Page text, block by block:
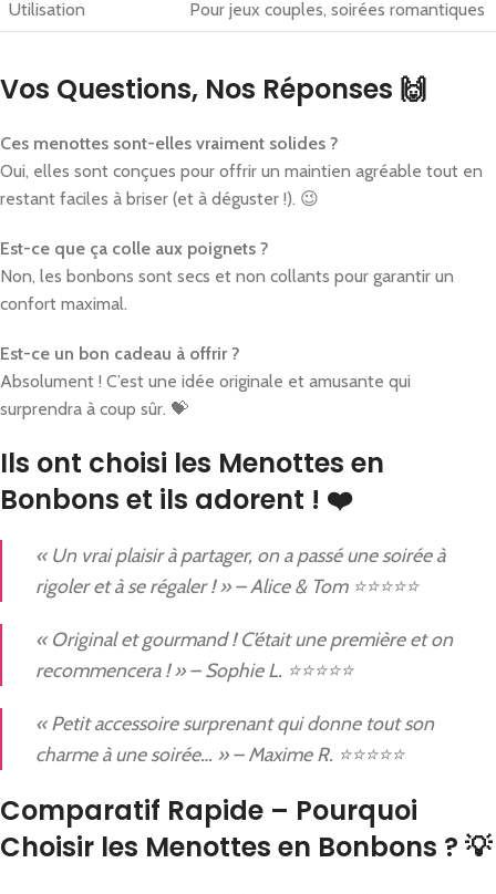
Utilisation Pour jeux couples, soirées romantiques
Vos Questions, Nos Réponses 🙌
Ces menottes sont-elles vraiment solides ?
Oui, elles sont conçues pour offrir un maintien agréable tout en
restant faciles à briser (et à déguster !). 😉
Est-ce que ça colle aux poignets ?
Non, les bonbons sont secs et non collants pour garantir un
confort maximal.
Est-ce un bon cadeau à offrir ?
Absolument ! C’est une idée originale et amusante qui
surprendra à coup sûr. 💝
Ils ont choisi les Menottes en
Bonbons et ils adorent ! ❤️
« Un vrai plaisir à partager, on a passé une soirée à
rigoler et à se régaler ! » – Alice & Tom ⭐⭐⭐⭐⭐
« Original et gourmand ! C’était une première et on
recommencera ! » – Sophie L. ⭐⭐⭐⭐⭐
« Petit accessoire surprenant qui donne tout son
charme à une soirée… » – Maxime R. ⭐⭐⭐⭐⭐
Comparatif Rapide – Pourquoi
Choisir les Menottes en Bonbons ? 💡